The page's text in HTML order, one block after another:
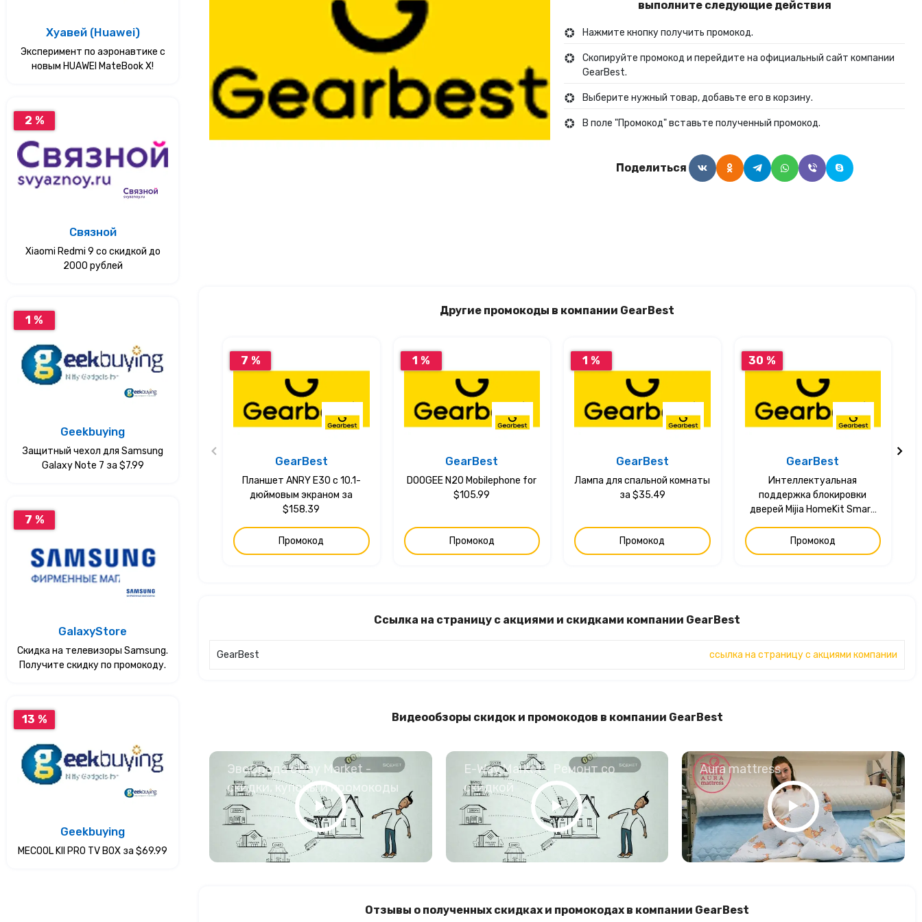
Часы и украшения
Красота и здоровье
выполните следующие действия
Нажмите кнопку получить промокод.
Скопируйте промокод и перейдите на официальный сайт компании
GearBest.
Выберите нужный товар, добавьте его в корзину.
В поле "Промокод" вставьте полученный промокод.
Поделиться
Другие промокоды в компании GearBest
7 %
GearBest
Планшет ANRY E30 с 10.1-
дюймовым экраном за
$158.39
Промокод
1 %
GearBest
DOOGEE N20 Mobilephone for
$105.99
Промокод
1 %
GearBest
Лампа для спальной комнаты
за $35.49
Промокод
30 %
GearBest
Интеллектуальная
поддержка блокировки
дверей Mijia HomeKit Smart
Промокод
Ссылка на страницу с акциями и скидками компании GearBest
GearBest ссылка на страницу с акциями компании
Видеообзоры скидок и промокодов в компании GearBest
ЭвоСреда eWay Market -
скидки, купоны и промокоды
E-Way.Market - Ремонт со
скидкой
Aura mattress
Отзывы о полученных скидках и промокодах в компании GearBest
Хуавей (Huawei)
Эксперимент по аэронавтике с
новым HUAWEI MateBook X!
2 %
Связной
Xiaomi Redmi 9 со скидкой до
2000 рублей
1 %
Geekbuying
Защитный чехол для Samsung
Galaxy Note 7 за $7.99
7 %
GalaxyStore
Скидка на телевизоры Samsung.
Получите скидку по промокоду.
13 %
Geekbuying
MECOOL KII PRO TV BOX за $69.99